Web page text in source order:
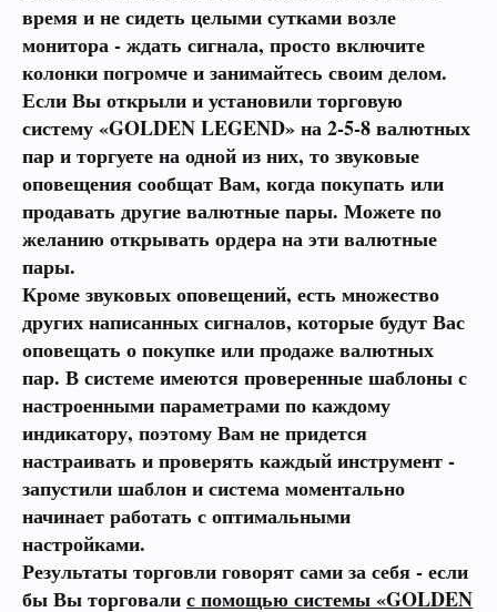
время и не сидеть целыми сутками возле
монитора - ждать сигнала, просто включите
колонки погромче и занимайтесь своим делом.
Если Вы открыли и установили торговую
систему «GOLDEN LEGEND» на 2-5-8 валютных
пар и торгуете на одной из них, то звуковые
оповещения сообщат Вам, когда покупать или
продавать другие валютные пары. Можете по
желанию открывать ордера на эти валютные
пары.
Кроме звуковых оповещений, есть множество
других написанных сигналов, которые будут Вас
оповещать о покупке или продаже валютных
пар. В системе имеются проверенные шаблоны с
настроенными параметрами по каждому
индикатору, поэтому Вам не придется
настраивать и проверять каждый инструмент -
запустили шаблон и система моментально
начинает работать с оптимальными
настройками.
Результаты торговли говорят сами за себя - если
бы Вы торговалис помощью системы «GOLDEN